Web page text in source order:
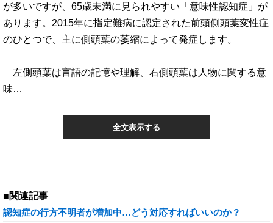
が多いですが、65歳未満に見られやすい「意味性認知症」が
あります。2015年に指定難病に認定された前頭側頭葉変性症
のひとつで、主に側頭葉の萎縮によって発症します。
左側頭葉は言語の記憶や理解、右側頭葉は人物に関する意
味…
全文表示する
■関連記事
認知症の行方不明者が増加中…どう対応すればいいのか？